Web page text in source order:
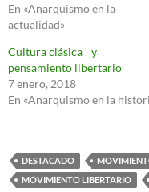
En «Anarquismo en la
actualidad»
Cultura clásica y
pensamiento libertario
7 enero, 2018
En «Anarquismo en la
DESTACADO
MOVIMIENTO LIBERTARIO